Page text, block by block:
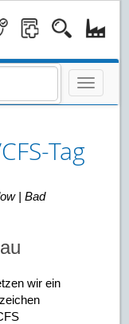
Tag
| Bad
wir ein